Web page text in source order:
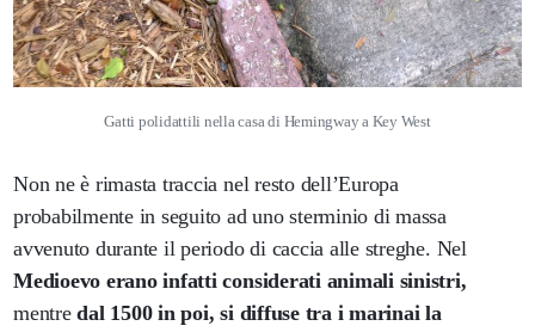
Gatti polidattili nella casa di Hemingway a Key West
Non ne è rimasta traccia nel resto dell’Europa
probabilmente in seguito ad uno sterminio di massa
avvenuto durante il periodo di caccia alle streghe. Nel
Medioevo erano infatti considerati animali sinistri,
mentredal 1500 in poi, si diffuse tra i marinai la